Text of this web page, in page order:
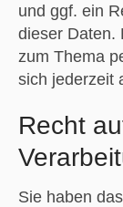
und ggf. ein
dieser Daten.
zum Thema
sich jederzeit
Recht
Sie haben